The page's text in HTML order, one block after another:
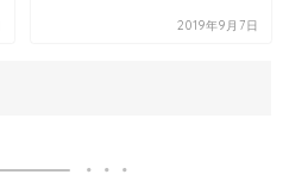
2019年9月7日